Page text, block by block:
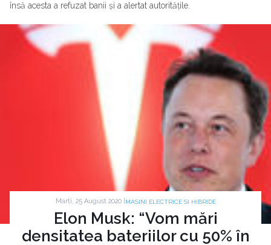
însă acesta a refuzat banii și a alertat autoritățile.
Marti, 25 August 2020 | MASINI ELECTRICE SI HIBRIDE
Elon Musk: “Vom mări
densitatea bateriilor cu 50% în